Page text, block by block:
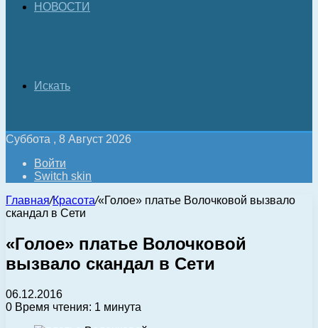
НОВОСТИ
Искать
Суббота , 8 Август 2026
Войти
Switch skin
Главная/Красота/«Голое» платье Волочковой вызвало
скандал в Сети
«Голое» платье Волочковой
вызвало скандал в Сети
06.12.2016
0 Время чтения: 1 минута